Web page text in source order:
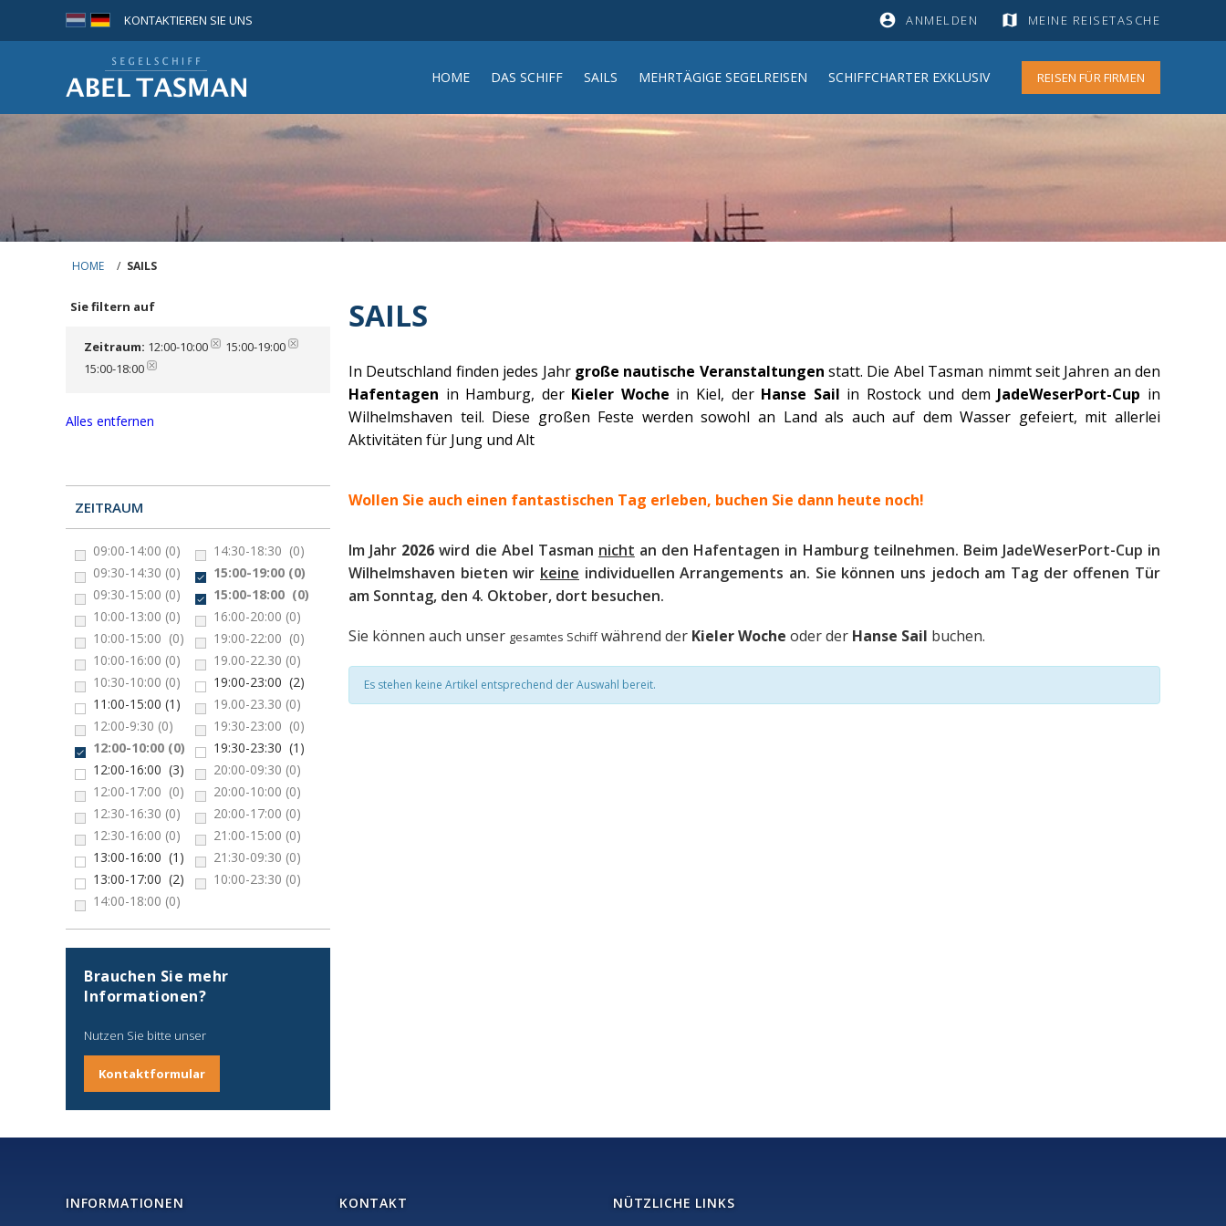
account_circle ANMELDEN map MEINE REISETASCHE
KONTAKTIEREN SIE UNS
REISEN FÜR FIRMEN
HOME DAS SCHIFF SAILS MEHRTÄGIGE SEGELREISEN SCHIFFCHARTER EXKLUSIV
HOME / SAILS
Sie filtern auf
Zeitraum: 12:00-10:00
15:00-19:00
15:00-18:00
Alles entfernen
ZEITRAUM
09:00-14:00 (0)
09:30-14:30 (0)
09:30-15:00 (0)
10:00-13:00 (0)
10:00-15:00 (0)
10:00-16:00 (0)
10:30-10:00 (0)
11:00-15:00 (1)
12:00-9:30 (0)
12:00-10:00 (0)
12:00-16:00 (3)
12:00-17:00 (0)
12:30-16:30 (0)
12:30-16:00 (0)
13:00-16:00 (1)
13:00-17:00 (2)
14:00-18:00 (0)
14:30-18:30 (0)
15:00-19:00 (0)
15:00-18:00 (0)
16:00-20:00 (0)
19:00-22:00 (0)
19.00-22.30 (0)
19:00-23:00(2)
19.00-23.30 (0)
19:30-23:00 (0)
19:30-23:30(1)
20:00-09:30 (0)
20:00-10:00 (0)
20:00-17:00 (0)
21:00-15:00 (0)
21:30-09:30 (0)
10:00-23:30 (0)
SAILS
In Deutschland finden jedes Jahr große nautische Veranstaltungen statt. Die Abel Tasman nimmt seit Jahren an den
Hafentagen in Hamburg, der Kieler Woche in Kiel, der Hanse Sail in Rostock und dem JadeWeserPort-Cup in
Wilhelmshaven teil. Diese großen Feste werden sowohl an Land als auch auf dem Wasser gefeiert, mit allerlei
Aktivitäten für Jung und Alt
Wollen Sie auch einen fantastischen Tag erleben, buchen Sie dann heute noch!
Im Jahr 2026 wird die Abel Tasman nicht an den Hafentagen in Hamburg teilnehmen. Beim JadeWeserPort-Cup in
Wilhelmshaven bieten wir keine individuellen Arrangements an. Sie können uns jedoch am Tag der offenen Tür
am Sonntag, den 4. Oktober, dort besuchen.
Sie können auch unser gesamtes Schiffwährend der Kieler Woche oder der Hanse Sail buchen.
Es stehen keine Artikel entsprechend der Auswahl bereit.
Brauchen Sie mehr
Informationen?
Nutzen Sie bitte unser
Kontaktformular
INFORMATIONEN KONTAKT NÜTZLICHE LINKS